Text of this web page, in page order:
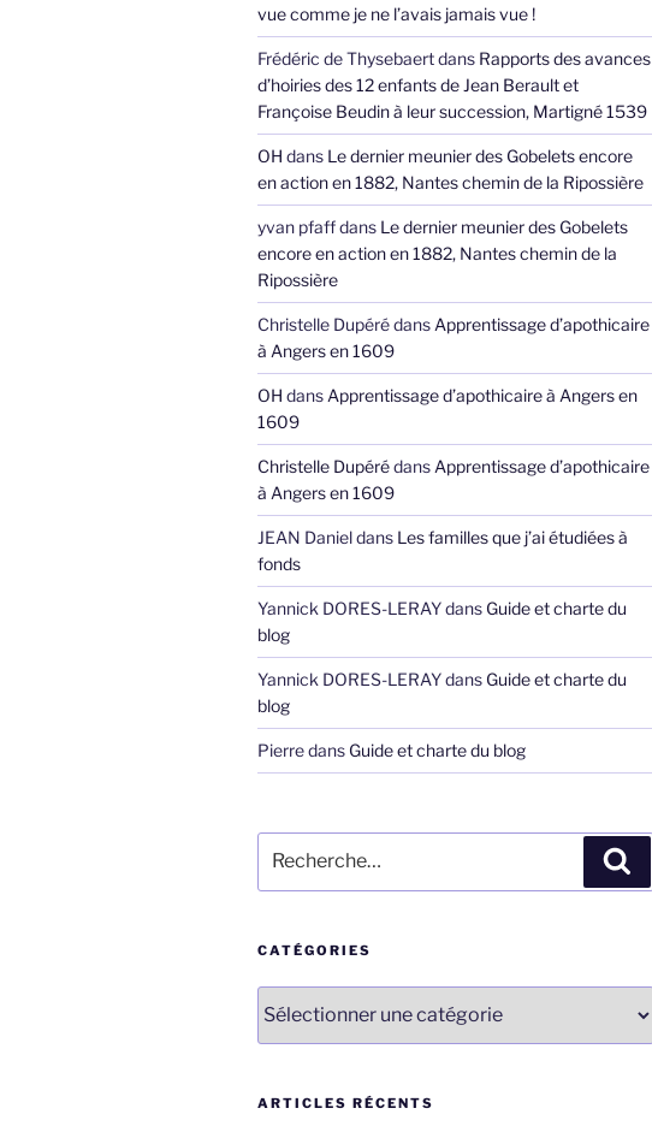
vue comme je ne l’avais jamais vue !
Frédéric de Thysebaertdans Rapports des avances
d’hoiries des 12 enfants de Jean Berault et
Françoise Beudin à leur succession, Martigné 1539
OH dans Le dernier meunier des Gobelets encore
en action en 1882, Nantes chemin de la Ripossière
yvan pfaffdans Le dernier meunier des Gobelets
encore en action en 1882, Nantes chemin de la
Ripossière
Christelle Dupérédans Apprentissage d’apothicaire
à Angers en 1609
OH dans Apprentissage d’apothicaire à Angers en
1609
Christelle Dupérédans Apprentissage d’apothicaire
à Angers en 1609
JEAN Danieldans Les familles que j’ai étudiées à
fonds
Yannick DORES-LERAYdans Guide et charte du
blog
Yannick DORES-LERAYdans Guide et charte du
blog
Pierredans Guide et charte du blog
pour
:
CATÉGORIES
ARTICLES RÉCENTS